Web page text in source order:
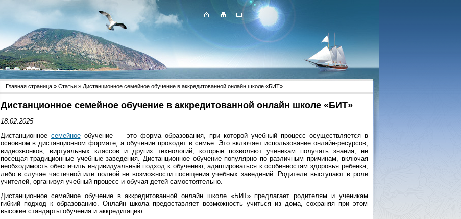
Главная страница» Статьи» Дистанционное семейное обучение в аккредитованной онлайн школе «БИТ»
Дистанционное семейное обучение в аккредитованной онлайн школе «БИТ»
18.02.2025
Дистанционное семейноеобучение — это форма образования, при которой учебный процесс осуществляется в
основном в дистанционном формате, а обучение проходит в семье. Это включает использование онлайн-ресурсов,
видеозвонков, виртуальных классов и других технологий, которые позволяют ученикам получать знания, не
посещая традиционные учебные заведения. Дистанционное обучение популярно по различным причинам, включая
необходимость обеспечить индивидуальный подход к обучению, адаптироваться к особенностям здоровья ребенка,
либо в случае частичной или полной не возможности посещения учебных заведений. Родители выступают в роли
учителей, организуя учебный процесс и обучая детей самостоятельно.
Дистанционное семейное обучение в аккредитованной онлайн школе «БИТ» предлагает родителям и ученикам
гибкий подход к образованию. Онлайн школа предоставляет возможность учиться из дома, сохраняя при этом
высокие стандарты обучения и аккредитацию.